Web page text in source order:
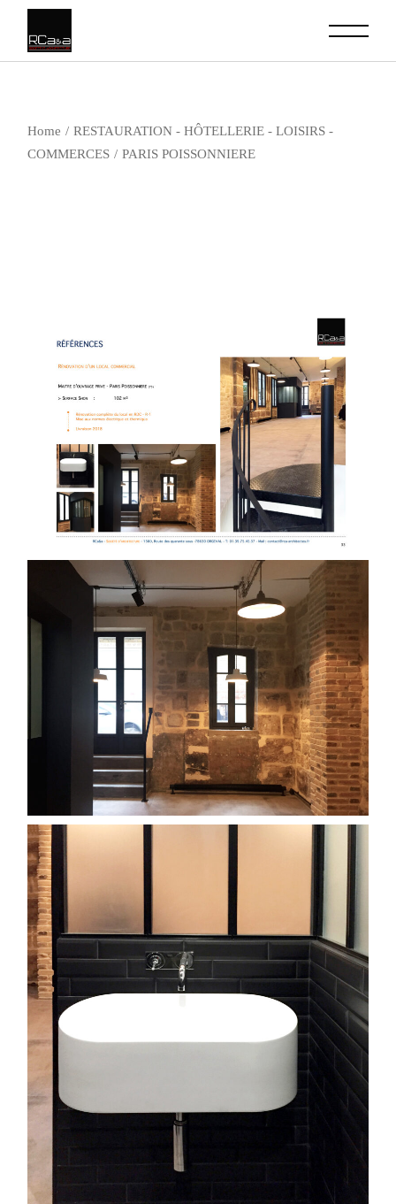
content
Home
RESTAURATION - HÔTELLERIE - LOISIRS -
COMMERCES
PARIS POISSONNIERE